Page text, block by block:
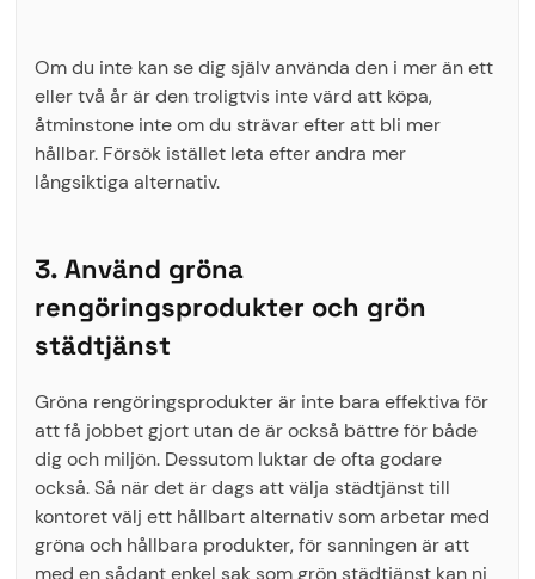
Om du inte kan se dig själv använda den i mer än ett
eller två år är den troligtvis inte värd att köpa,
åtminstone inte om du strävar efter att bli mer
hållbar. Försök istället leta efter andra mer
långsiktiga alternativ.
3. Använd gröna
rengöringsprodukter och grön
städtjänst
Gröna rengöringsprodukter är inte bara effektiva för
att få jobbet gjort utan de är också bättre för både
dig och miljön. Dessutom luktar de ofta godare
också. Så när det är dags att välja städtjänst till
kontoret välj ett hållbart alternativ som arbetar med
gröna och hållbara produkter, för sanningen är att
med en sådant enkel sak som grön städtjänst kan ni